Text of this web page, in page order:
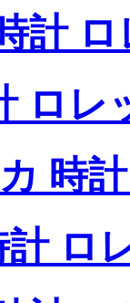
計
ロレ
時
計 ロ